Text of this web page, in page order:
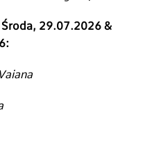
29.07.2026 &
Vaiana